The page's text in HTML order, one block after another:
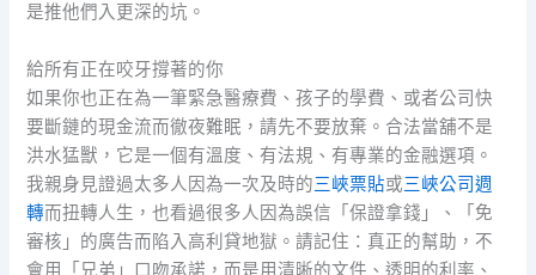
是推他們入更深的坑。
給所有正在咬牙撐著的你
如果你也正在為一筆緊急醫療費、孩子的學費、或者公司快
要斷鏈的現金流而徹夜難眠，請先不要放棄。合法當舖不是
洪水猛獸，它是一個有溫度、有法規、有專業的金融選項。
我親身見證過太多人因為一次及時的三峽票貼或三峽公司週
轉而扭轉人生，也看過很多人因為誤信「保證拿錢」、「免
審核」的廣告而陷入高利貸地獄。請記住：真正的幫助，不
會用「兄弟」口吻承諾，而是用清晰的文件、透明的利率、